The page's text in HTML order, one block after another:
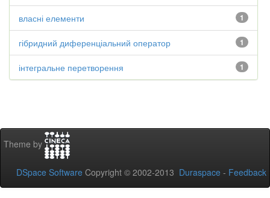
1
власні елементи
1
гібридний диференціальний оператор
1
інтегральне перетворення
Theme by
DSpace Software Copyright © 2002-2013 Duraspace - Feedback